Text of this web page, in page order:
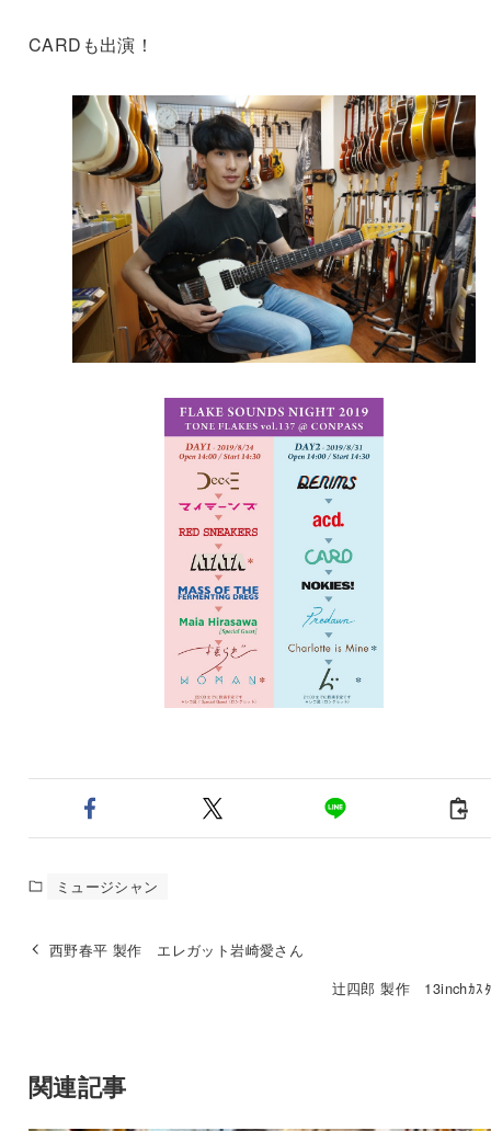
CARDも出演！
ミュージシャン
西野春平 製作 エレガット岩崎愛さん
辻四郎 製作 13inchｶｽ
関連記事